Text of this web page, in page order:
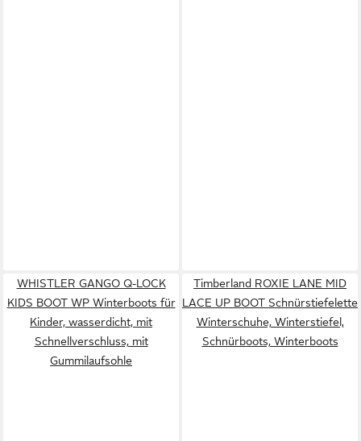
WHISTLER GANGO Q-LOCK
KIDS BOOT WP Winterboots für
Kinder, wasserdicht, mit
Schnellverschluss, mit
Gummilaufsohle
Timberland ROXIE LANE MID
LACE UP BOOT Schnürstiefelette
Winterschuhe, Winterstiefel,
Schnürboots, Winterboots